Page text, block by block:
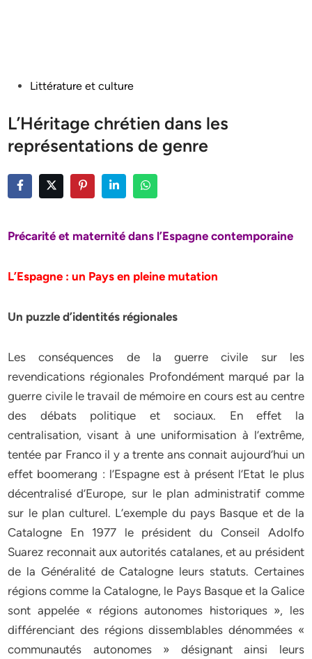
PostedLittérature et culture
L’Héritage chrétien dans les
représentations de genre
Précarité et maternité dans l’Espagne contemporaine
L’Espagne : un Pays en pleine mutation
Un puzzle d’identités régionales
Les conséquences de la guerre civile sur les
revendications régionales Profondément marqué par la
guerre civile le travail de mémoire en cours est au centre
des débats politique et sociaux. En effet la
centralisation, visant à une uniformisation à l’extrême,
tentée par Franco il y a trente ans connait aujourd’hui un
effet boomerang : l’Espagne est à présent l’Etat le plus
décentralisé d’Europe, sur le plan administratif comme
sur le plan culturel. L’exemple du pays Basque et de la
Catalogne En 1977 le président du Conseil Adolfo
Suarez reconnait aux autorités catalanes, et au président
de la Généralité de Catalogne leurs statuts. Certaines
régions comme la Catalogne, le Pays Basque et la Galice
sont appelée « régions autonomes historiques », les
différenciant des régions dissemblables dénommées «
communautés autonomes » désignant ainsi leurs